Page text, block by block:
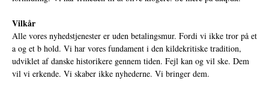
Vilkår
Alle vores nyhedstjenester er uden betalingsmur. Fordi vi ikke tror på et
a og et b hold. Vi har vores fundament i den kildekritiske tradition,
udviklet af danske historikere gennem tiden. Fejl kan og vil ske. Dem
vil vi erkende. Vi skaber ikke nyhederne. Vi bringer dem.